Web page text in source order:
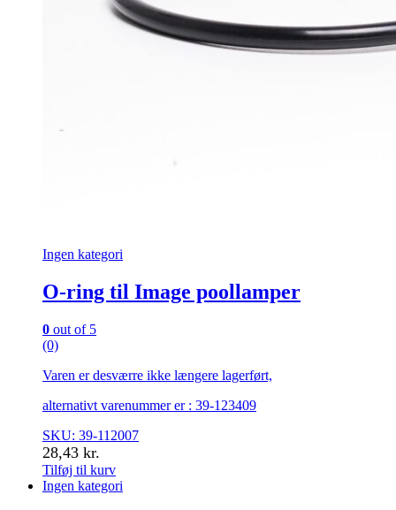
Ingen kategori
O-ring til Image poollamper
0 out of 5
(0)
Varen er desværre ikke længere lagerført,
alternativt varenummer er : 39-123409
SKU: 39-112007
28,43 kr.
Tilføj til kurv
Ingen kategori